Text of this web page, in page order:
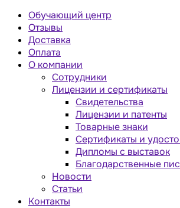
Обучающий центр
Отзывы
Доставка
Оплата
О компании
Сотрудники
Лицензии и сертификаты
Свидетельства
Лицензии и патенты
Товарные знаки
Сертификаты и
Дипломы с выставок
Благодарственные
Новости
Статьи
Контакты